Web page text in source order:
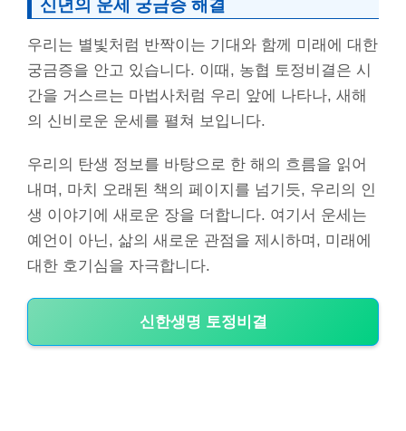
신년의 운세 궁금증 해결
우리는 별빛처럼 반짝이는 기대와 함께 미래에 대한
궁금증을 안고 있습니다. 이때, 농협 토정비결은 시
간을 거스르는 마법사처럼 우리 앞에 나타나, 새해
의 신비로운 운세를 펼쳐 보입니다.
우리의 탄생 정보를 바탕으로 한 해의 흐름을 읽어
내며, 마치 오래된 책의 페이지를 넘기듯, 우리의 인
생 이야기에 새로운 장을 더합니다. 여기서 운세는
예언이 아닌, 삶의 새로운 관점을 제시하며, 미래에
대한 호기심을 자극합니다.
신한생명 토정비결